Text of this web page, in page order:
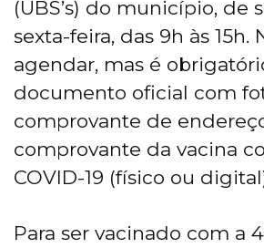
(UBS’s) do município, de
sexta-feira, das 9h às 15h.
agendar, mas é
documento oficial com
comprovante de
comprovante da vacina
COVID-19 (físico ou
Para ser vacinado com a